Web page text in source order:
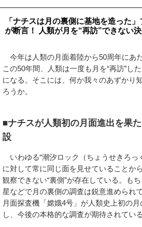
「ナチスは月の裏側に基地を造った
が断言！ 人類が月を“再訪”できない
今年は人類の月面着陸から50周年にあ
この50年間、人類は一度も月を“再訪”し
になる。そこには、何か我々のあずかり
ろうか。
■ナチスが人類初の月面進出を果
設
いわゆる“潮汐ロック（ちょうせきろっ
に対して常に同じ面を見せていることか
観察できない“裏側”が存在している。も
星などで月の裏側の調査は鋭意進められ
月面探査機「嫦娥4号」が人類史上初の
し、今後の本格的な調査が期待されている